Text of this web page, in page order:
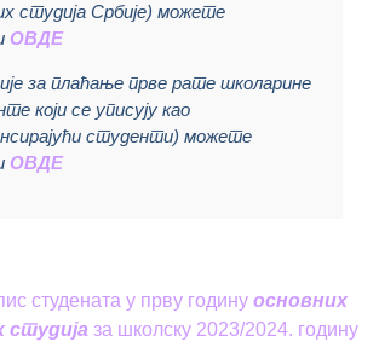
студија Србије) можете
ОВДЕ
за плаћање прве рате школарине
који се уписују као
студенти) можете
ОВДЕ
студената у прву годину основних
студија за школску 2023/2024. годину